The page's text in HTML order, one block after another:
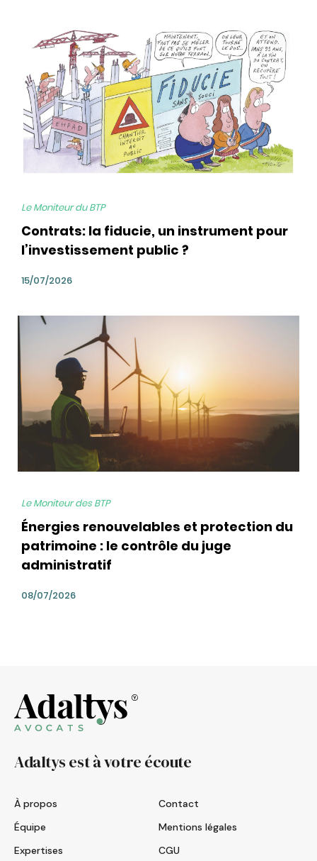
Le Moniteur du BTP
Contrats: la fiducie, un instrument pour
l’investissement public ?
15/07/2026
bg
Le Moniteur des BTP
Énergies renouvelables et protection du
patrimoine : le contrôle du juge
administratif
08/07/2026
Adaltys est à votre écoute
À propos
Équipe
Expertises
Contact
Mentions légales
CGU